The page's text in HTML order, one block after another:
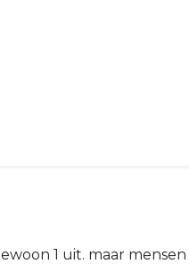
1 uit. maar